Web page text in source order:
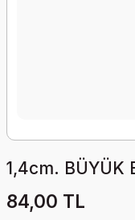
1,4cm. BÜYÜK
84,00 TL